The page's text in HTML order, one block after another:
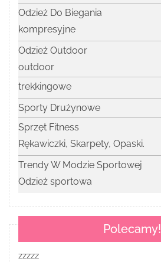
Odzież Do Biegania
kompresyjne
Odzież Outdoor
outdoor
trekkingowe
Sporty Drużynowe
Sprzęt Fitness
Rękawiczki, Skarpety, Opaski.
Trendy W Modzie Sportowej
Odzież sportowa
Polecamy!
zzzzz